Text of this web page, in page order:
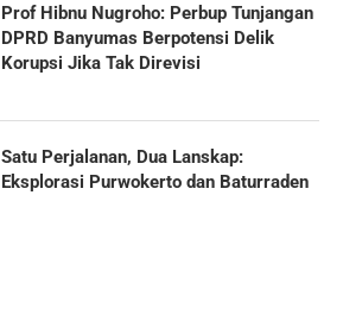
Prof Hibnu Nugroho: Perbup Tunjangan
DPRD Banyumas Berpotensi Delik
Korupsi Jika Tak Direvisi
Satu Perjalanan, Dua Lanskap:
Eksplorasi Purwokerto dan Baturraden